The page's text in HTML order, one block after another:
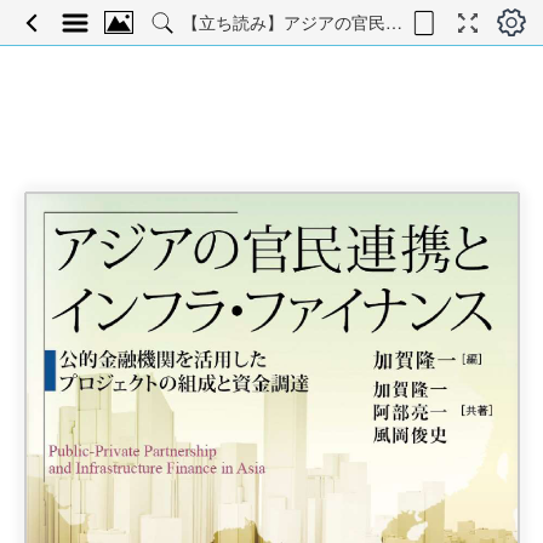
【立ち読み】アジアの官民連携とインフラ・ファイナンス―公的金融機関を活用したプロジェクトの組成と資金調達